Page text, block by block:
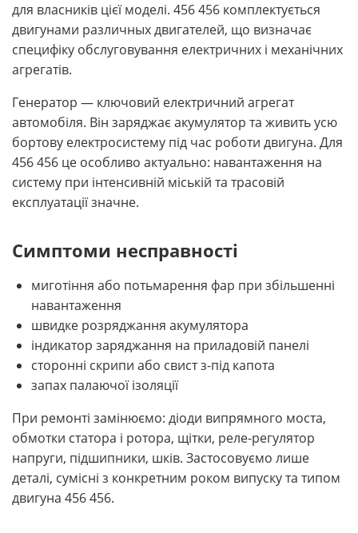
для власників цієї моделі. 456 456 комплектується
двигунами различных двигателей, що визначає
специфіку обслуговування електричних і механічних
агрегатів.
Генератор — ключовий електричний агрегат
автомобіля. Він заряджає акумулятор та живить усю
бортову електросистему під час роботи двигуна. Для
456 456 це особливо актуально: навантаження на
систему при інтенсивній міській та трасовій
експлуатації значне.
Симптоми несправності
миготіння або потьмарення фар при збільшенні
навантаження
швидке розряджання акумулятора
індикатор заряджання на приладовій панелі
сторонні скрипи або свист з-під капота
запах палаючої ізоляції
При ремонті замінюємо: діоди випрямного моста,
обмотки статора і ротора, щітки, реле-регулятор
напруги, підшипники, шків. Застосовуємо лише
деталі, сумісні з конкретним роком випуску та типом
двигуна 456 456.